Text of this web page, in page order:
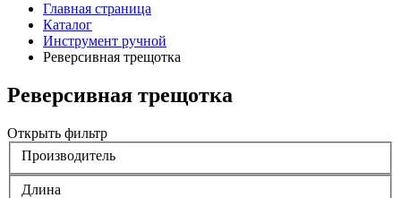
Главная страница
Каталог
Инструмент ручной
Реверсивная трещотка
Реверсивная трещотка
Открыть фильтр
Производитель
Длина